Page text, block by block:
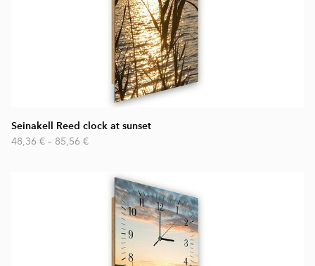
Seinakell Reed clock at sunset
48,36 € – 85,56 €